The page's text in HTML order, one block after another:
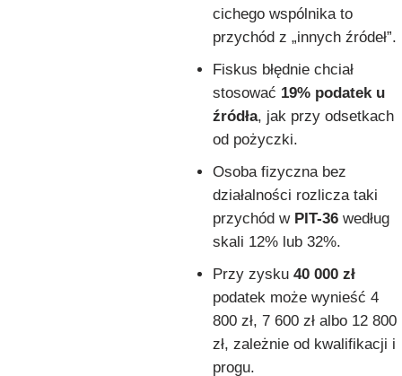
cichego wspólnika to
przychód z „innych źródeł”.
Fiskus błędnie chciał
stosować 19% podatek u
źródła, jak przy odsetkach
od pożyczki.
Osoba fizyczna bez
działalności rozlicza taki
przychód w PIT-36 według
skali 12% lub 32%.
Przy zysku 40 000 zł
podatek może wynieść 4
800 zł, 7 600 zł albo 12 800
zł, zależnie od kwalifikacji i
progu.